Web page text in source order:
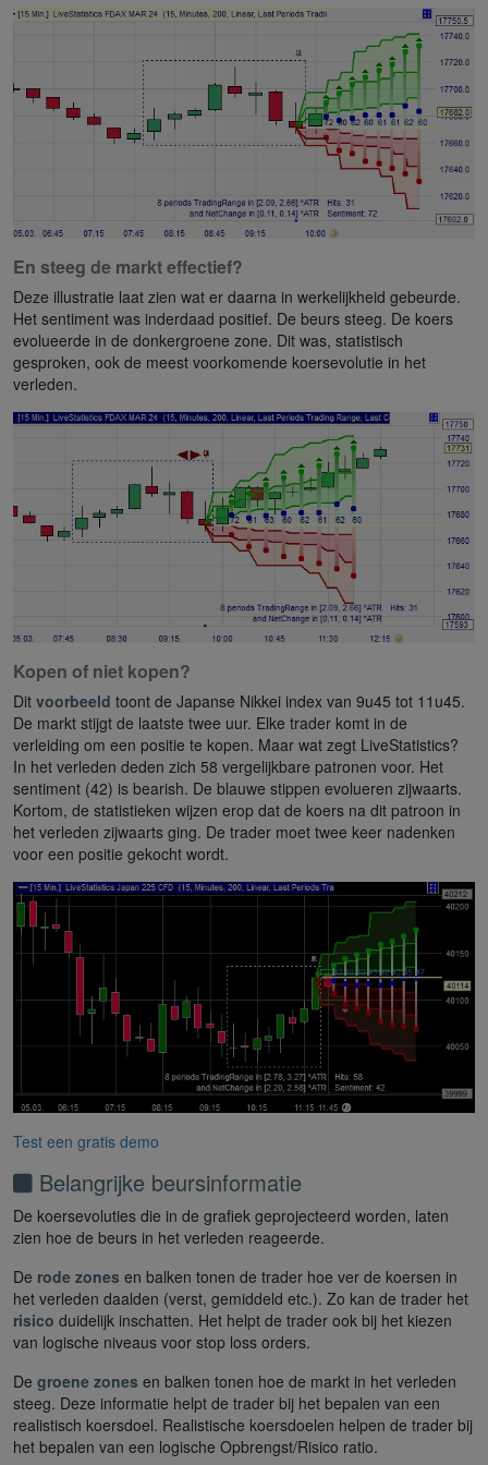
En steeg de markt effectief?
Deze illustratie laat zien wat er daarna in werkelijkheid gebeurde.
Het sentiment was inderdaad positief. De beurs steeg. De koers
evolueerde in de donkergroene zone. Dit was, statistisch
gesproken, ook de meest voorkomende koersevolutie in het
verleden.
Kopen of niet kopen?
Dit voorbeeld toont de Japanse Nikkei index van 9u45 tot 11u45.
De markt stijgt de laatste twee uur. Elke trader komt in de
verleiding om een positie te kopen. Maar wat zegt LiveStatistics?
In het verleden deden zich 58 vergelijkbare patronen voor. Het
sentiment (42) is bearish. De blauwe stippen evolueren zijwaarts.
Kortom, de statistieken wijzen erop dat de koers na dit patroon in
het verleden zijwaarts ging. De trader moet twee keer nadenken
voor een positie gekocht wordt.
Test een gratis demo
Belangrijke beursinformatie
De koersevoluties die in de grafiek geprojecteerd worden, laten
zien hoe de beurs in het verleden reageerde.
De rode zones en balken tonen de trader hoe ver de koersen in
het verleden daalden (verst, gemiddeld etc.). Zo kan de trader het
risico duidelijk inschatten. Het helpt de trader ook bij het kiezen
van logische niveaus voor stop loss orders.
De groene zones en balken tonen hoe de markt in het verleden
steeg. Deze informatie helpt de trader bij het bepalen van een
realistisch koersdoel. Realistische koersdoelen helpen de trader bij
het bepalen van een logische Opbrengst/Risico ratio.